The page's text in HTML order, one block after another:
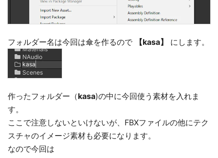
フォルダー名は今回は傘を作るので 【kasa】 にします。
作ったフォルダー（kasa)の中に今回使う素材を入れま
す。
ここで注意しないといけないが、FBXファイルの他にテク
スチャのイメージ素材も必要になります。
なので今回は